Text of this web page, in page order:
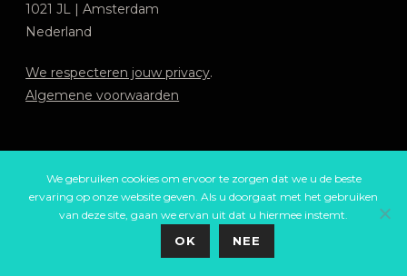
1021 JL | Amsterdam
Nederland
We respecteren jouw privacy.
Algemene voorwaarden
We gebruiken cookies om ervoor te zorgen dat we u de beste
ervaring op onze website geven. Als u doorgaat met het gebruiken
van deze site, gaan we ervan uit dat u hiermee instemt.
OK NEE